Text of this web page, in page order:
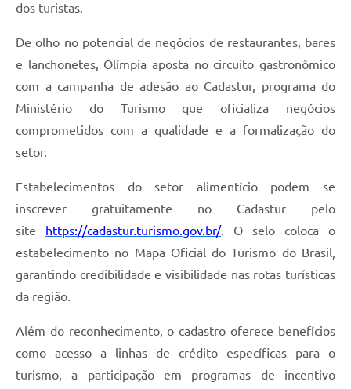
dos turistas.
De olho no potencial de negócios de restaurantes, bares
e lanchonetes, Olímpia aposta no circuito gastronômico
com a campanha de adesão ao Cadastur, programa do
Ministério do Turismo que oficializa negócios
comprometidos com a qualidade e a formalização do
setor.
Estabelecimentos do setor alimentício podem se
inscrever gratuitamente no Cadastur pelo
site https://cadastur.turismo.gov.br/. O selo coloca o
estabelecimento no Mapa Oficial do Turismo do Brasil,
garantindo credibilidade e visibilidade nas rotas turísticas
da região.
Além do reconhecimento, o cadastro oferece benefícios
como acesso a linhas de crédito específicas para o
turismo, a participação em programas de incentivo